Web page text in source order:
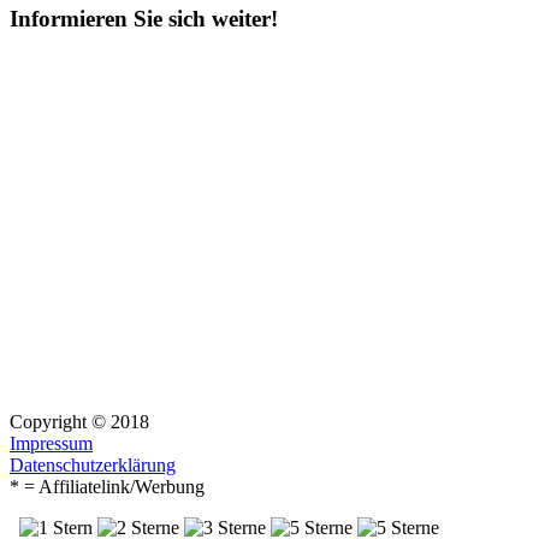
Informieren Sie sich weiter!
Copyright © 2018
Impressum
Datenschutzerklärung
* = Affiliatelink/Werbung